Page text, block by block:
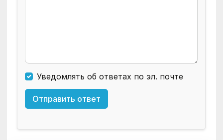
Уведомлять об ответах по эл. почте
Отправить ответ